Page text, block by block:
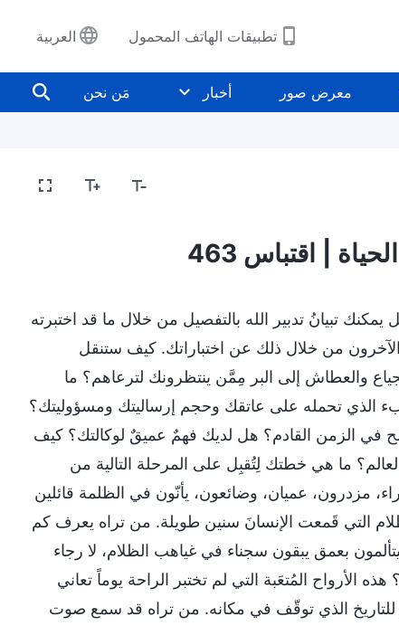
تطبيقات الهاتف المحمول العربية
معرض صور أخبار مَن نحن
| اقتباس 463
تبيانُ تدبير الله بالتفصيل من خلال ما قد اختبرته
من خلال ذلك عن اختباراتك. كيف ستنقل
والعطاش إلى البر مِمَّن ينتظرونك لترعاهم؟ ما
الذي تحمله على عاتقك وحجم إرساليتك ومسؤوليتك؟
في الزمن القادم؟ هل لديك فهمٌ عميقٌ لوكالتك؟ كيف
ما هي خطتك لِتُقبِل على المرحلة التالية من
مزدرون، عميان، وضائعون، يأنّون في الظلمة قائلين
التي قَمعت الإنسانَ سنين طويلة. من تراه يعرف كم
بعمق يبقون سجناء في غياهب الظلام، لا رجاء
الأرواح المُتعَبة التي لم تختبر الراحة يوماً تعاني
للتاريخ الذي توقّف في مكانه. من تراه قد سمع صوت